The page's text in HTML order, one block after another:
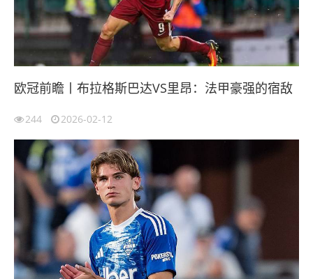
欧冠前瞻丨布拉格斯巴达VS里昂：法甲豪强的宿敌
244 2026-02-12